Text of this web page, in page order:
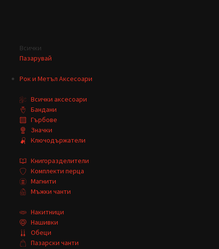
Всички
Пазарувай
Рок и Метъл Аксесоари
Всички аксесоари
Бандани
Гърбове
Значки
Ключодържатели
Книгоразделители
Комплекти перца
Магнити
Мъжки чанти
Накитници
Нашивки
Обеци
Пазарски чанти